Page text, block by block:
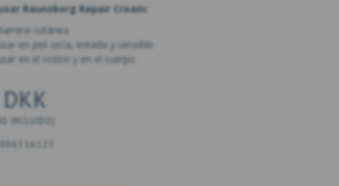
Raunsborg Repair Cream:
cutánea
en piel seca, irritada y sensible
en el rostro y en el cuerpo
INCLUIDO